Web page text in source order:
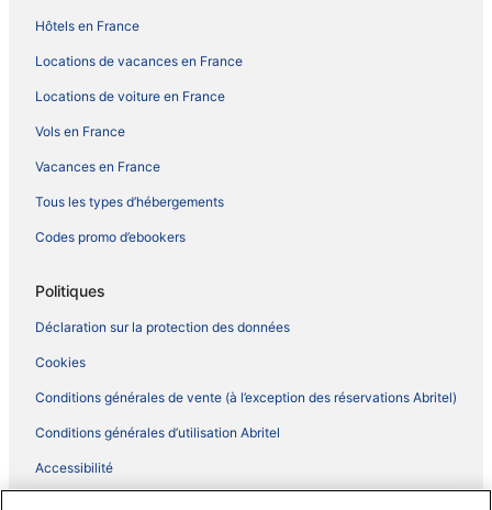
Hôtels en France
Locations de vacances en France
Locations de voiture en France
Vols en France
Vacances en France
Tous les types d’hébergements
Codes promo d’ebookers
Politiques
Déclaration sur la protection des données
Cookies
Conditions générales de vente (à l’exception des réservations Abritel)
Conditions générales d’utilisation Abritel
Accessibilité